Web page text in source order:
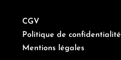
CGV
Politique de confidentialité
Mentions légales